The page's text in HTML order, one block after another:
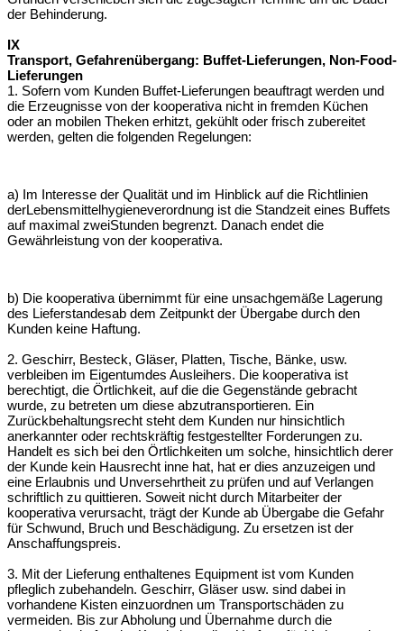
der Behinderung.
IX
Transport, Gefahrenübergang: Buffet-Lieferungen, Non-Food-
Lieferungen
1. Sofern vom Kunden Buffet-Lieferungen beauftragt werden und
die Erzeugnisse von der kooperativa nicht in fremden Küchen
oder an mobilen Theken erhitzt, gekühlt oder frisch zubereitet
werden, gelten die folgenden Regelungen:
a) Im Interesse der Qualität und im Hinblick auf die Richtlinien
derLebensmittelhygieneverordnung ist die Standzeit eines Buffets
auf maximal zweiStunden begrenzt. Danach endet die
Gewährleistung von der kooperativa.
b) Die kooperativa übernimmt für eine unsachgemäße Lagerung
des Lieferstandesab dem Zeitpunkt der Übergabe durch den
Kunden keine Haftung.
2. Geschirr, Besteck, Gläser, Platten, Tische, Bänke, usw.
verbleiben im Eigentumdes Ausleihers. Die kooperativa ist
berechtigt, die Örtlichkeit, auf die die Gegenstände gebracht
wurde, zu betreten um diese abzutransportieren. Ein
Zurückbehaltungsrecht steht dem Kunden nur hinsichtlich
anerkannter oder rechtskräftig festgestellter Forderungen zu.
Handelt es sich bei den Örtlichkeiten um solche, hinsichtlich derer
der Kunde kein Hausrecht inne hat, hat er dies anzuzeigen und
eine Erlaubnis und Unversehrtheit zu prüfen und aufVerlangen
schriftlich zu quittieren. Soweit nicht durch Mitarbeiter der
kooperativa verursacht, trägt der Kunde ab Übergabe die Gefahr
für Schwund, Bruch und Beschädigung. Zu ersetzen ist der
Anschaffungspreis.
3. Mit der Lieferung enthaltenes Equipment ist vom Kunden
pfleglich zubehandeln. Geschirr, Gläser usw. sind dabei in
vorhandene Kisten einzuordnen um Transportschäden zu
vermeiden. Bis zur Abholung und Übernahme durch die